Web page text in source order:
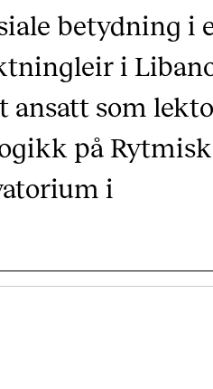
læringsmiljø
betydning i
i
ansatt som
på Rytmisk
i